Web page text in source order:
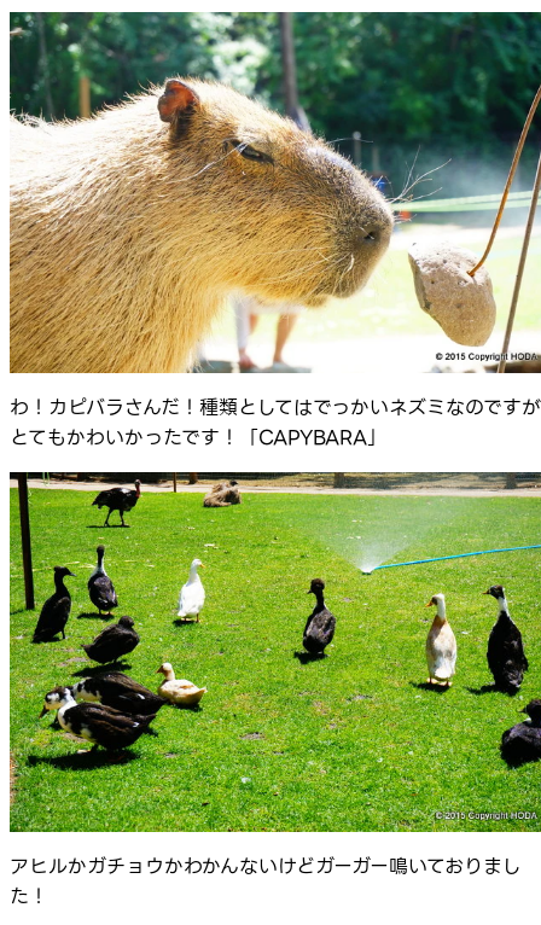
わ！カピバラさんだ！種類としてはでっかいネズミなのですが
とてもかわいかったです！「CAPYBARA」
アヒルかガチョウかわかんないけどガーガー鳴いておりまし
た！